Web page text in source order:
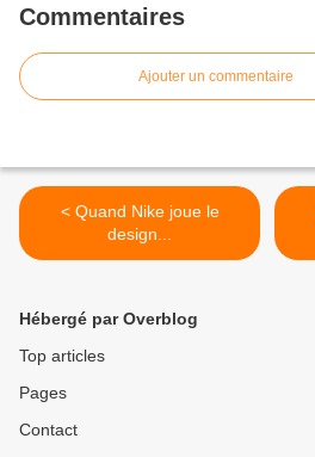
Commentaires
Ajouter un commentaire
< Quand Nike joue le
design...
Hébergé par Overblog
Top articles
Pages
Contact